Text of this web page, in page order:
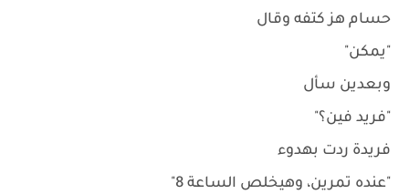
حسام هز كتفه وقال
"يمكن"
وبعدين سأل
"فريد فين؟"
فريدة ردت بهدوء
"عنده تمرين، وهيخلص الساعة 8"